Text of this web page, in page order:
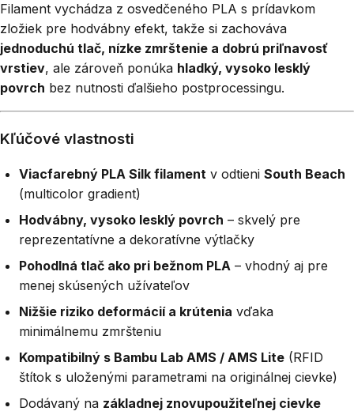
Filament vychádza z osvedčeného PLA s prídavkom
zložiek pre hodvábny efekt, takže si zachováva
jednoduchú tlač, nízke zmrštenie a dobrú priľnavosť
vrstiev, ale zároveň ponúka hladký, vysoko lesklý
povrch bez nutnosti ďalšieho postprocessingu.
Kľúčové vlastnosti
Viacfarebný PLA Silk filament v odtieni South Beach
(multicolor gradient)
Hodvábny, vysoko lesklý povrch – skvelý pre
reprezentatívne a dekoratívne výtlačky
Pohodlná tlač ako pri bežnom PLA – vhodný aj pre
menej skúsených užívateľov
Nižšie riziko deformácií a krútenia vďaka
minimálnemu zmršteniu
Kompatibilný s Bambu Lab AMS / AMS Lite (RFID
štítok s uloženými parametrami na originálnej cievke)
Dodávaný na základnej znovupoužiteľnej cievke